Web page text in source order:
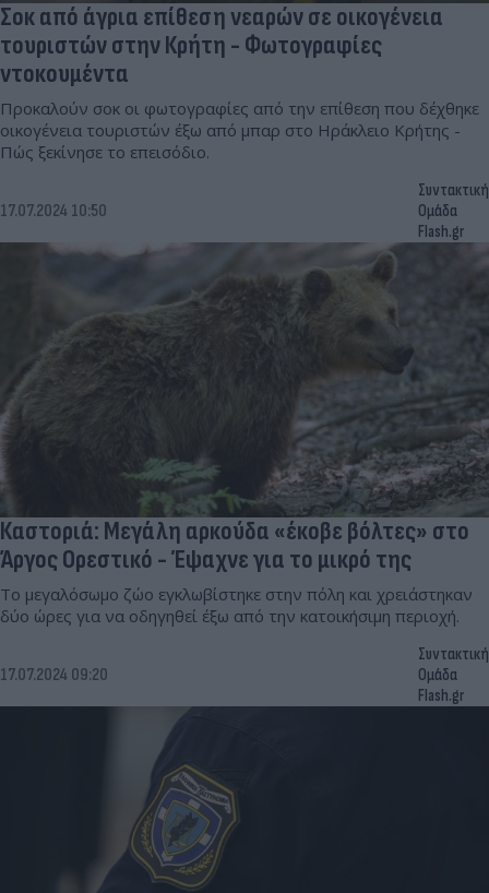
Σοκ από άγρια επίθεση νεαρών σε οικογένεια
τουριστών στην Κρήτη - Φωτογραφίες
ντοκουμέντα
Προκαλούν σοκ οι φωτογραφίες από την επίθεση που δέχθηκε
οικογένεια τουριστών έξω από μπαρ στο Ηράκλειο Κρήτης -
Πώς ξεκίνησε το επεισόδιο.
17.07.2024 10:50
Συντακτική
Ομάδα
Flash.gr
Καστοριά: Μεγάλη αρκούδα «έκοβε βόλτες» στο
Άργος Ορεστικό - Έψαχνε για το μικρό της
Το μεγαλόσωμο ζώο εγκλωβίστηκε στην πόλη και χρειάστηκαν
δύο ώρες για να οδηγηθεί έξω από την κατοικήσιμη περιοχή.
17.07.2024 09:20
Συντακτική
Ομάδα
Flash.gr